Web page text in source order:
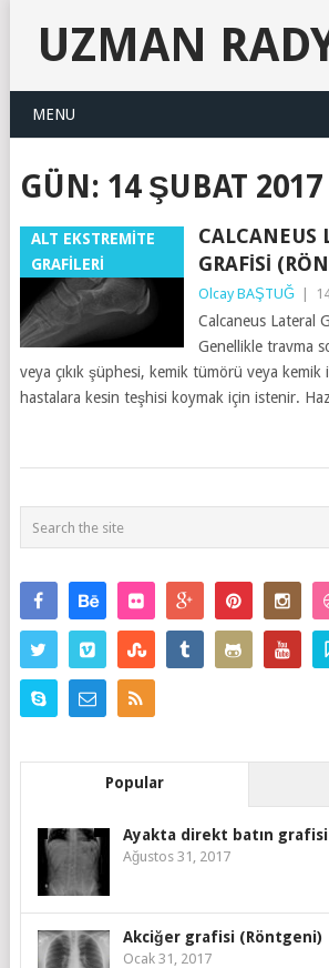
UZMAN
MENU
GÜN: 14 ŞUBAT 2017
ALT EKSTREMİTE
GRAFİLERİ
CALCANEUS
GRAFISI
Olcay BAŞTUĞ
Calcaneus Lateral
Genellikle travma
veya çıkık şüphesi, kemik tümörü veya kemik
hastalara kesin teşhisi koymak için istenir.
Popular
Ayakta direkt batın
Ağustos 31, 2017
Akciğer grafisi (Röntgeni)
Ocak 31, 2017